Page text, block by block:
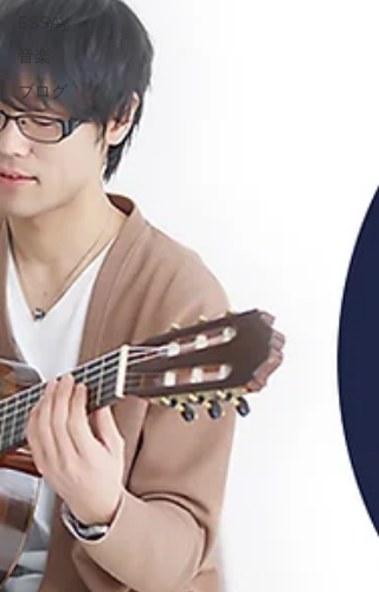
ESSAY
ブログ